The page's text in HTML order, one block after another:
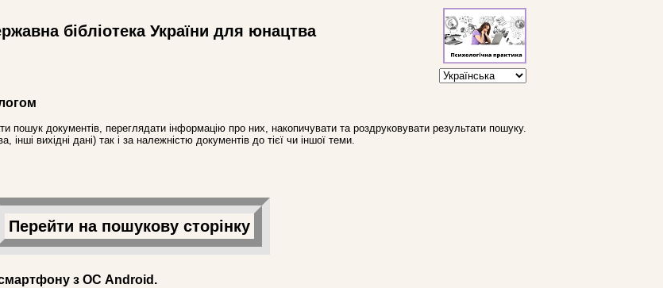
бібліотека України для юнацтва
пошук документів, переглядати інформацію про них, накопичувати та роздруковувати результати пошуку.
вихідні дані) так і за належністю документів до тієї чи іншої теми.
Перейти на пошукову сторінку
з ОС Android.